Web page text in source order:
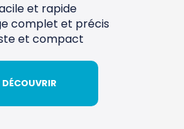
et rapide
complet et précis
et compact
DÉCOUVRIR